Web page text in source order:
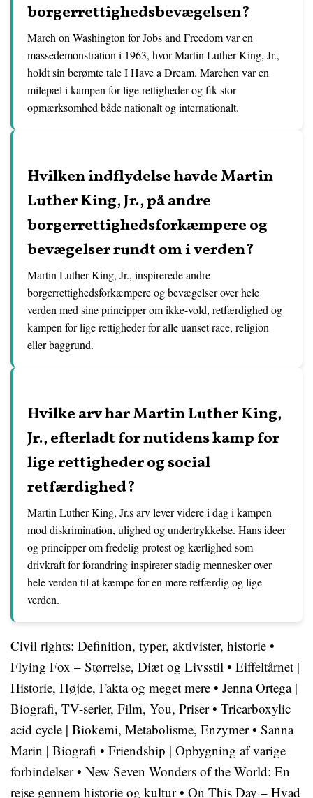
borgerrettighedsbevægelsen?
March on Washington for Jobs and Freedom var en
massedemonstration i 1963, hvor Martin Luther King, Jr.,
holdt sin berømte tale I Have a Dream. Marchen var en
milepæl i kampen for lige rettigheder og fik stor
opmærksomhed både nationalt og internationalt.
Hvilken indflydelse havde Martin
Luther King, Jr., på andre
borgerrettighedsforkæmpere og
bevægelser rundt om i verden?
Martin Luther King, Jr., inspirerede andre
borgerrettighedsforkæmpere og bevægelser over hele
verden med sine principper om ikke-vold, retfærdighed og
kampen for lige rettigheder for alle uanset race, religion
eller baggrund.
Hvilke arv har Martin Luther King,
Jr., efterladt for nutidens kamp for
lige rettigheder og social
retfærdighed?
Martin Luther King, Jr.s arv lever videre i dag i kampen
mod diskrimination, ulighed og undertrykkelse. Hans ideer
og principper om fredelig protest og kærlighed som
drivkraft for forandring inspirerer stadig mennesker over
hele verden til at kæmpe for en mere retfærdig og lige
verden.
Civil rights: Definition, typer, aktivister, historie •
Flying Fox – Størrelse, Diæt og Livsstil • Eiffeltårnet |
Historie, Højde, Fakta og meget mere • Jenna Ortega |
Biografi, TV-serier, Film, You, Priser• Tricarboxylic
acid cycle | Biokemi, Metabolisme, Enzymer• Sanna
Marin | Biografi • Friendship | Opbygning af varige
forbindelser• New Seven Wonders of the World: En
rejse gennem historie og kultur• On This Day – Hvad